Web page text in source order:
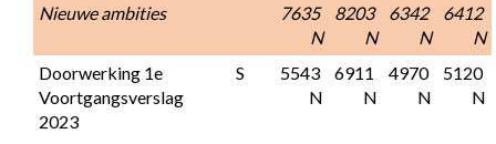
Nieuwe ambities
7635
N
8203
N
6342
N
6412
N
Doorwerking 1e
Voortgangsverslag
2023
S
5543
N
6911
N
4970
N
5120
N